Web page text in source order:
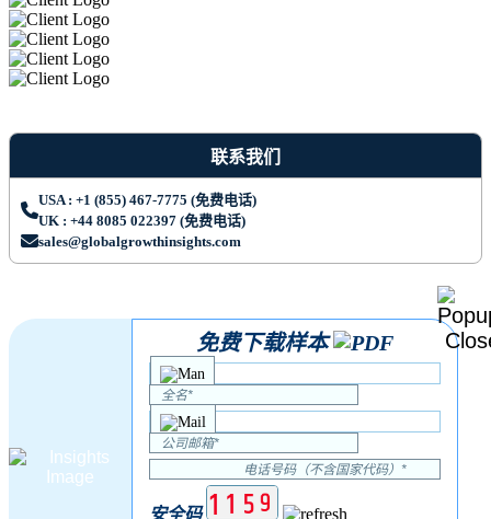
联系我们
USA : +1 (855) 467-7775 (免费电话)
UK : +44 8085 022397 (免费电话)
sales@globalgrowthinsights.com
免费下载样本
安全码